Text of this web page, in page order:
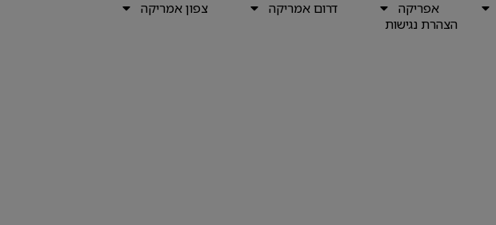
אפריקה דרום אמריקה
צפון אמריקה
הצהרת נגישות